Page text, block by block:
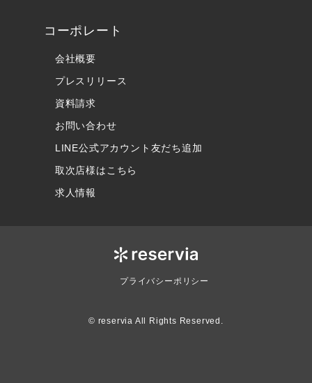
コーポレート
会社概要
プレスリリース
資料請求
お問い合わせ
LINE公式アカウント友だち追加
取次店様はこちら
求人情報
プライバシーポリシー
© reservia All Rights Reserved.